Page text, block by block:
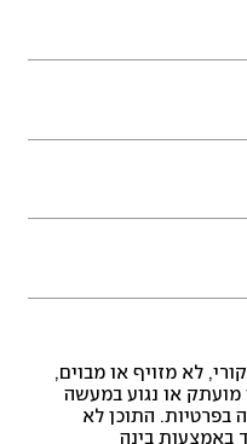
לא מזויף או מבוים,
מועתק או נגוע במעשה
בפרטיות. התוכן לא
באמצעות בינה